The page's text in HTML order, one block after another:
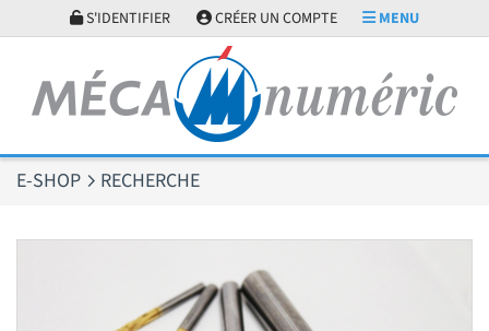
S'IDENTIFIER CRÉER UN COMPTE MENU
E-SHOP RECHERCHE
Panneau de gestion des cookies